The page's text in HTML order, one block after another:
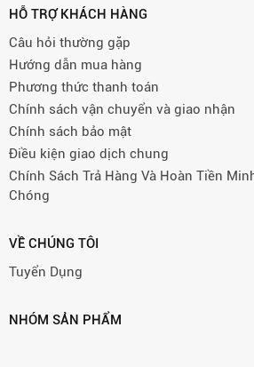
HỖ TRỢ KHÁCH HÀNG
Câu hỏi thường gặp
Hướng dẫn mua hàng
Phương thức thanh toán
Chính sách vận chuyển và giao nhận
Chính sách bảo mật
Điều kiện giao dịch chung
Chính Sách Trả Hàng Và Hoàn Tiền
Chóng
VỀ CHÚNG TÔI
Tuyển Dụng
NHÓM SẢN PHẨM